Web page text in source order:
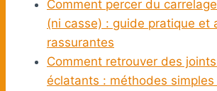
Comment percer du
(ni casse) : guide pratique et
rassurantes
Comment retrouver des
éclatants : méthodes